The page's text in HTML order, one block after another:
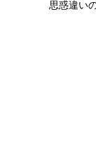
思惑違い